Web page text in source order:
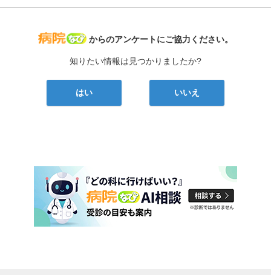
病院なび
からのアンケートにご協力ください。
知りたい情報は見つかりましたか?
はい いいえ